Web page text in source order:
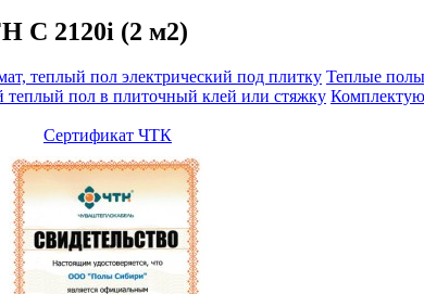
C 2120i (2 м2)
теплый пол электрический под плитку Теплые
теплый пол в плиточный клей или стяжку
Сертификат ЧТК